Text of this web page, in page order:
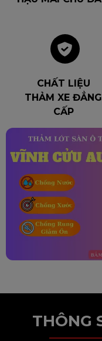
CHẤT LIỆU
THẢM XE ĐẲNG
CẤP
THÔNG